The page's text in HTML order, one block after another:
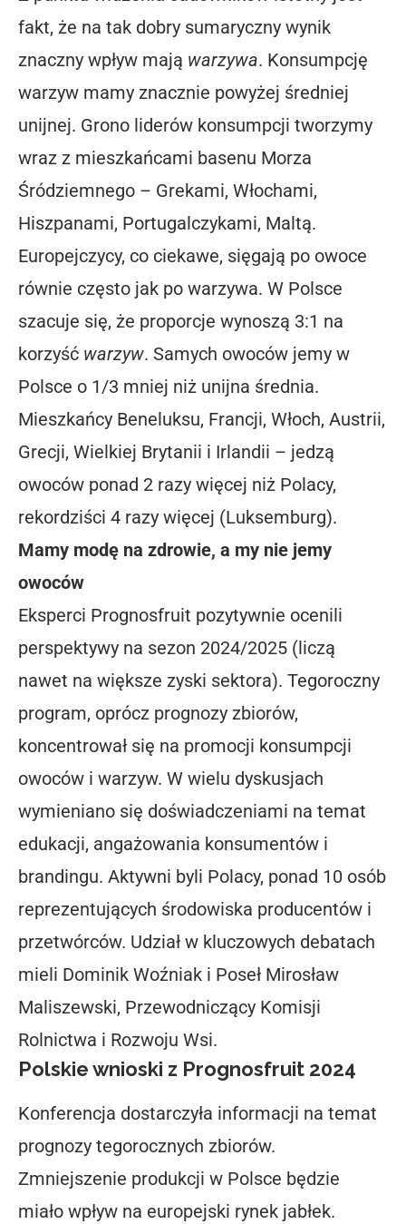
fakt, że na tak dobry sumaryczny wynik
znaczny wpływ mają warzywa. Konsumpcję
warzyw mamy znacznie powyżej średniej
unijnej. Grono liderów konsumpcji tworzymy
wraz z mieszkańcami basenu Morza
Śródziemnego – Grekami, Włochami,
Hiszpanami, Portugalczykami, Maltą.
Europejczycy, co ciekawe, sięgają po owoce
równie często jak po warzywa. W Polsce
szacuje się, że proporcje wynoszą 3:1 na
korzyść warzyw. Samych owoców jemy w
Polsce o 1/3 mniej niż unijna średnia.
Mieszkańcy Beneluksu, Francji, Włoch, Austrii,
Grecji, Wielkiej Brytanii i Irlandii – jedzą
owoców ponad 2 razy więcej niż Polacy,
rekordziści 4 razy więcej (Luksemburg).
Mamy modę na zdrowie, a my nie jemy
owoców
Eksperci Prognosfruit pozytywnie ocenili
perspektywy na sezon 2024/2025 (liczą
nawet na większe zyski sektora). Tegoroczny
program, oprócz prognozy zbiorów,
koncentrował się na promocji konsumpcji
owoców i warzyw. W wielu dyskusjach
wymieniano się doświadczeniami na temat
edukacji, angażowania konsumentów i
brandingu. Aktywni byli Polacy, ponad 10 osób
reprezentujących środowiska producentów i
przetwórców. Udział w kluczowych debatach
mieli Dominik Woźniak i Poseł Mirosław
Maliszewski, Przewodniczący Komisji
Rolnictwa i Rozwoju Wsi.
Polskie wnioski z Prognosfruit 2024
Konferencja dostarczyła informacji na temat
prognozy tegorocznych zbiorów.
Zmniejszenie produkcji w Polsce będzie
miało wpływ na europejski rynek jabłek.